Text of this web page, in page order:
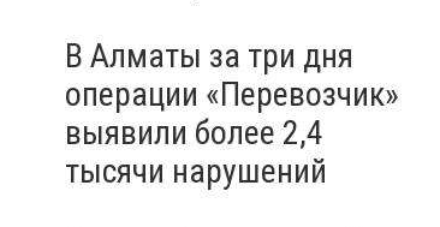
В Алматы за три дня
операции «Перевозчик»
выявили более 2,4
тысячи нарушений